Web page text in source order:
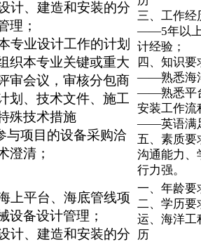
计、建造和安装的分
理；
专业设计工作的计划
织本专业关键或重大
审会议，审核分包商
划、技术文件、施工
殊技术措施
与项目的设备采购洽
澄清；
三、工作经
——5年以上
计经验；
四、知识要
——熟悉海
——熟悉平
安装工作流
——英语满
五、素质要
沟通能力、
行力强。
上平台、海底管线项
设备设计管理；
计、建造和安装的分
一、年龄要
二、学历要
运、海洋工
历